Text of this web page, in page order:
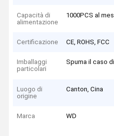
Capacità di
alimentazione
1000PCS al
Certificazione CE, ROHS, FCC
Imballaggi
particolari
Spuma il caso
Luogo di
origine
Canton, Cina
Marca WD